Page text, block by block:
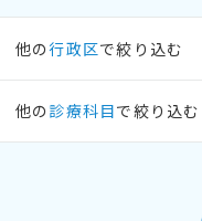
他の行政区で絞り込む
他の 診療科目で絞り込む